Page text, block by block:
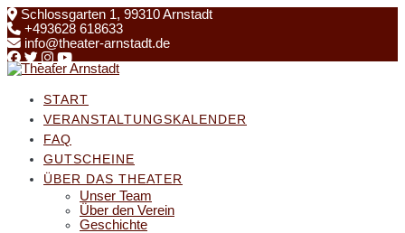
Skip
to
content
Schlossgarten 1, 99310 Arnstadt
+493628 618633
info@theater-arnstadt.de
START
VERANSTALTUNGSKALENDER
FAQ
GUTSCHEINE
ÜBER DAS THEATER
Unser Team
Über den Verein
Geschichte